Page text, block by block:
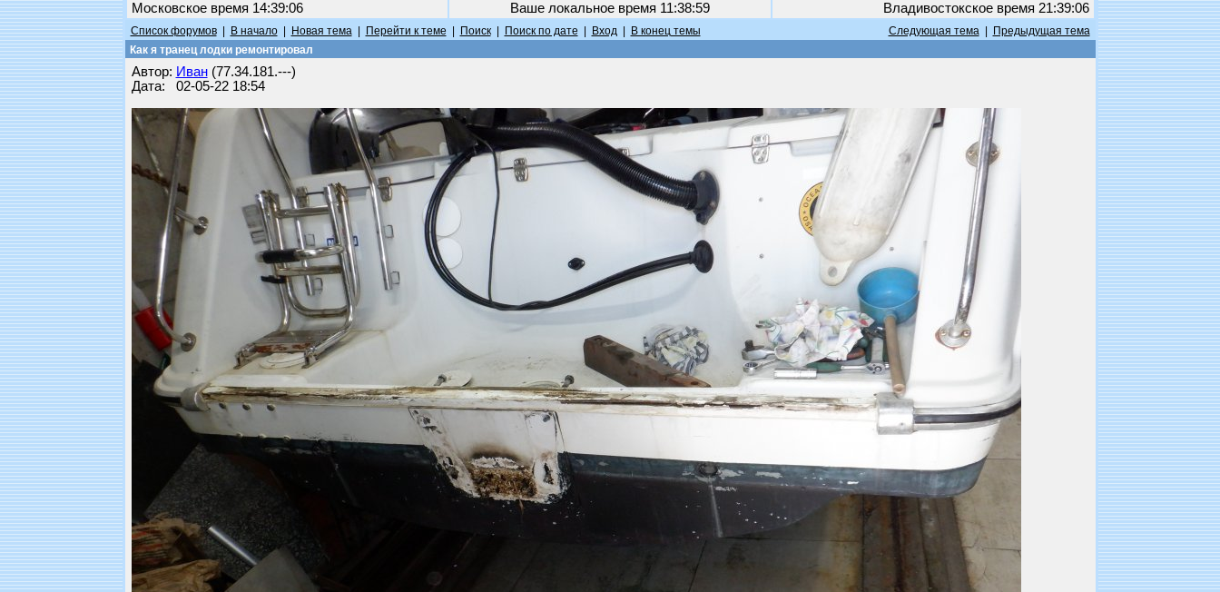
Московское время 14:39:06 Ваше локальное время 11:38:59 Владивостокское время 21:39:06
Список форумов| В начало| Новая тема| Перейти к теме Поиск| Поиск по дате Вход| В конец темы Следующая тема|
Предыдущая тема
Как я транец лодки ремонтировал
Автор: Иван(77.34.181.---)
Дата: 02-05-22 18:54